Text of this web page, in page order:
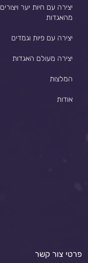
יצירה עם חיות יער ויצורים
מהאגדות
יצירה עם פיות וגמדים
יצירה מעולם האגדות
המלצות
אודות
פרטי צור קשר